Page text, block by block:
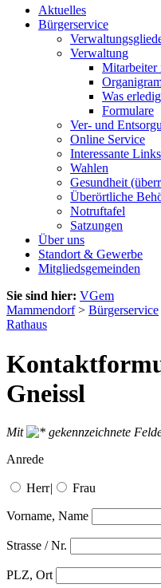
Aktuelles
Bürgerservice
Verwaltung
Mitarbeiter
Was
Formulare
Ver- und
Online Service
Interessante Links
Wahlen
Gesundheit
Überörtliche
Notruftafel
Satzungen
Über uns
Standort & Gewerbe
Mitgliedsgemeinden
Sie sind hier: VGem
Mammendorf> Bürgerservice
Rathaus
Gneissl
Mit
gekennzeichnete
Anrede
Herr| Frau
Vorname, Name
Strasse / Nr.
PLZ, Ort